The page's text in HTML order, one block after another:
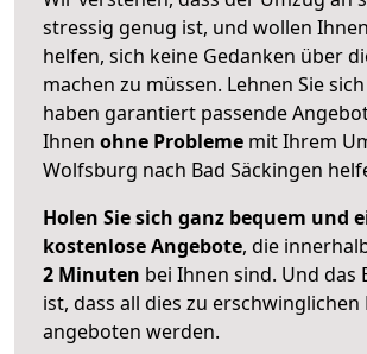
stressig genug ist, und wollen
helfen, sich keine Gedanken über
machen zu müssen. Lehnen Sie
haben garantiert passende
Ihnen ohne Probleme mit Ihrem
Wolfsburg nach Bad Säckingen
Holen Sie sich ganz bequem und
kostenlose Angebote, die
2 Minuten bei Ihnen sind. Und das
ist, dass all dies zu erschwinglichen
angeboten werden.